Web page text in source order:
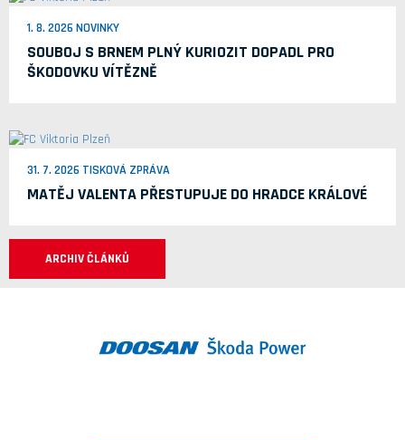
1. 8. 2026 NOVINKY
SOUBOJ S BRNEM PLNÝ KURIOZIT DOPADL PRO
ŠKODOVKU VÍTĚZNĚ
31. 7. 2026 TISKOVÁ ZPRÁVA
MATĚJ VALENTA PŘESTUPUJE DO HRADCE KRÁLOVÉ
ARCHIV ČLÁNKŮ